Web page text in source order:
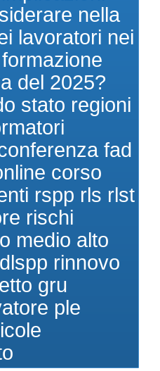
nella
lavoratori nei
del 2025?
stato regioni
fad
corso
rspp rls rlst
rischi
medio alto
rinnovo
gru
ple